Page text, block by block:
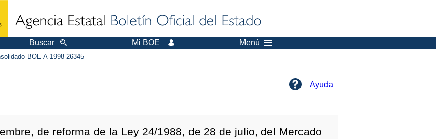
Buscar Mi BOE Menú
BOE-A-1998-26345
Ayuda
de reforma de la Ley 24/1988, de 28 de julio, del Mercado